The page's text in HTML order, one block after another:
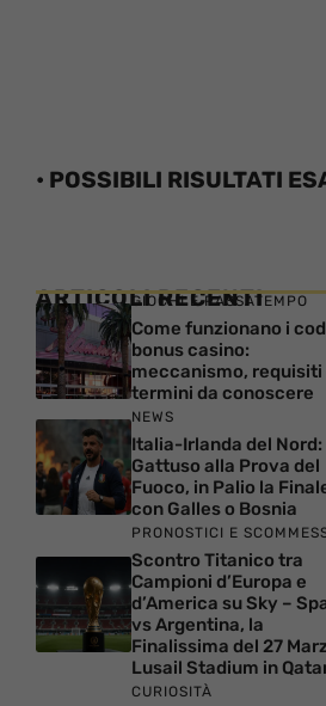
• POSSIBILI RISULTATI
ARTICOLI RECENTI
GIOCHI E PASSATEMPO
Come funzionano i
bonus casino:
meccanismo, requisiti
termini da conoscere
NEWS
Italia-Irlanda del Nord:
Gattuso alla Prova del
Fuoco, in Palio la
con Galles o Bosnia
PRONOSTICI E
Scontro Titanico tra
Campioni d’Europa e
d’America su Sky –
vs Argentina, la
Finalissima del 27
Lusail Stadium in
CURIOSITÀ